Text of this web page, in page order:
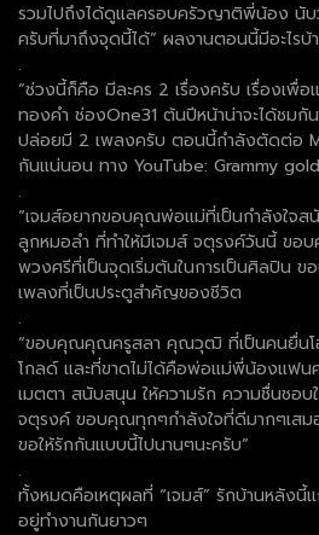
รวมไปถึงได้ดูแลครอบครัวญาติพี่น้อง นับ
ครับที่มาถึงจุดนี้ได้” ผลงานตอนนี้มีอะไรบ้
.
“ช่วงนี้ก็คือ มีละคร 2 เรื่องครับ เรื่องเพื่อ
ทองคำ ช่องOne31 ต้นปีหน้าน่าจะได้ชมกั
ปล่อยมี 2 เพลงครับ ตอนนี้กำลังตัดต่อ
กันแน่นอน ทาง YouTube: Grammy
.
“เจมส์อยากขอบคุณพ่อแม่ที่เป็นกำลังใจ
ลูกหมอลำ ที่ทำให้มีเจมส์ จตุรงค์วันนี้ ข
พวงศรีที่เป็นจุดเริ่มต้นในการเป็นศิลปิน
เพลงที่เป็นประตูสำคัญของชีวิต
.
“ขอบคุณคุณครูสลา คุณวุฒิ ที่เป็นคนยื่นโอ
โกลด์ และที่ขาดไม่ได้คือพ่อแม่พี่น้องแฟน
เมตตา สนับสนุน ให้ความรัก ความชื่นชอบ
จตุรงค์ ขอบคุณทุกๆกำลังใจที่ดีมากๆเสม
ขอให้รักกันแบบนี้ไปนานๆนะครับ”
.
ทั้งหมดคือเหตุผลที่ “เจมส์” รักบ้านหลัง
อยู่ทำงานกันยาวๆ